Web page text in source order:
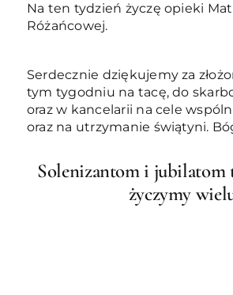
Na ten tydzień życzę opieki
Różańcowej.
Serdecznie dziękujemy za
tym tygodniu na tacę, do
oraz w kancelarii na cele
oraz na utrzymanie świątyni.
Solenizantom i jubilatom
życzymy